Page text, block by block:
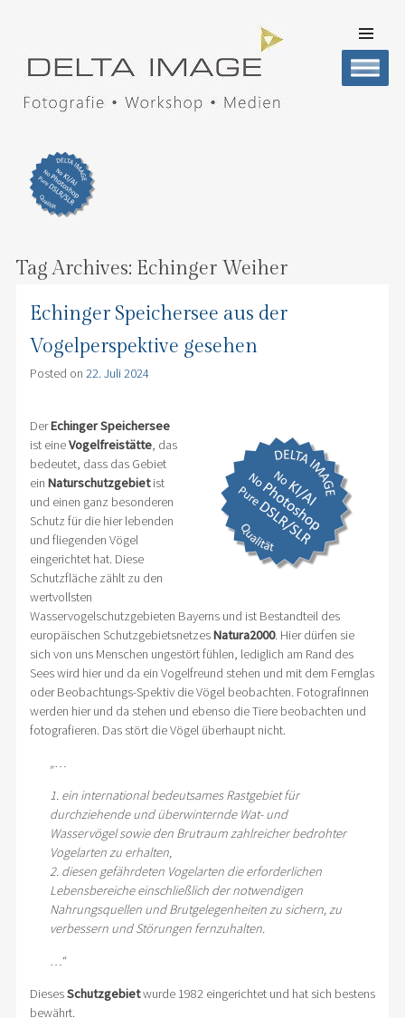
CONTENT
Tag Archives: Echinger Weiher
Echinger Speichersee aus der
Vogelperspektive gesehen
Posted on 22. Juli 2024
DerEchinger Speichersee
ist eineVogelfreistätte, das
bedeutet, dass das Gebiet
ein Naturschutzgebietist
und einen ganz besonderen
Schutz für die hier lebenden
und fliegenden Vögel
eingerichtet hat. Diese
Schutzfläche zählt zu den
wertvollsten
Wasservogelschutzgebieten Bayerns und ist Bestandteil des
europäischen SchutzgebietsnetzesNatura2000. Hier dürfen sie
sich von uns Menschen ungestört fühlen, lediglich am Rand des
Sees wird hier und da ein Vogelfreund stehen und mit dem Fernglas
oder Beobachtungs-Spektiv die Vögel beobachten. FotografInnen
werden hier und da stehen und ebenso die Tiere beobachten und
fotografieren. Das stört die Vögel überhaupt nicht.
„…
1. ein international bedeutsames Rastgebiet für
durchziehende und überwinternde Wat- und
Wasservögel sowie den Brutraum zahlreicher bedrohter
Vogelarten zu erhalten,
2. diesen gefährdeten Vogelarten die erforderlichen
Lebensbereiche einschließlich der notwendigen
Nahrungsquellen und Brutgelegenheiten zu sichern, zu
verbessern und Störungen fernzuhalten.
…“
DiesesSchutzgebietwurde 1982 eingerichtet und hat sich bestens
bewährt.